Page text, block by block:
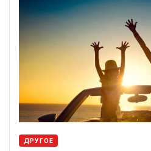
ДРУГОЕ